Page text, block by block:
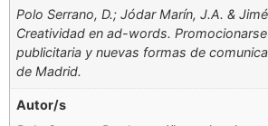
Polo Serrano, D.; Jódar Marín, J.A. &
Creatividad en ad-words.
publicitaria y nuevas formas de
de Madrid.
Autor/s